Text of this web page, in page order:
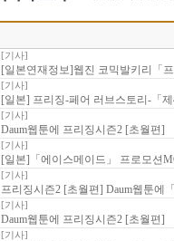
[기사]
[일본연재정보]웹진 코믹발키리「
[기사]
[일본] 프리징-페어 러브스토리-「
[기사]
Daum웹툰에 프리징시즌2 [초월편]
[기사]
[일본]「에이스메이드」 프로모션
[기사]
프리징시즌2 [초월편] Daum웹툰에
[기사]
Daum웹툰에 프리징시즌2 [초월편]
[기사]